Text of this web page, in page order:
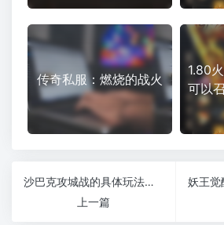
传奇私服：燃烧的战火
1.80
可以
沙巴克攻城战的具体玩法，具体都是什么呢
上一篇